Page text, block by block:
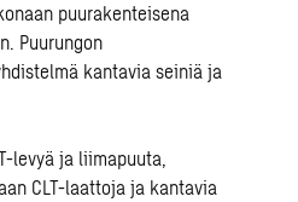
puurakenteisena
Puurungon
kantavia seiniä ja
levyä ja liimapuuta,
CLT-laattoja ja kantavia